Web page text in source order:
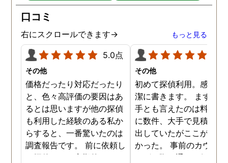
口コミ
右にスクロールできます→ もっと見る
5.0点
その他
価格だったり対応だったり
と、色々高評価の要因はあ
るとは思いますが他の探偵
も利用した経験のある私か
らすると、一番驚いたのは
調査報告です。 前に依頼し
た探偵では、定期的にまと
その他
初めて探偵利用。感想を
潔に書きます。 まず、
手とも言えたのは料金。
に数件、大手で見積もり
出していたがここが一番
かった。 事前のカウン
ングの際の通りの価格で